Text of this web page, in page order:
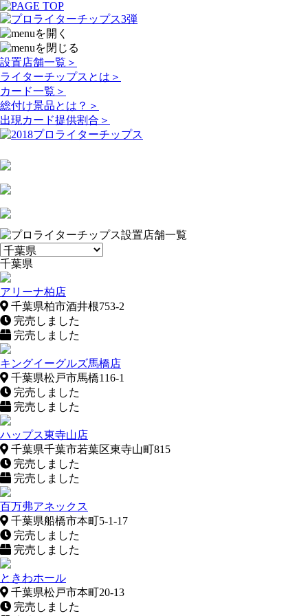
設置店舗一覧 ＞
ライターチップスとは ＞
カード一覧 ＞
総付け景品とは？ ＞
出現カード提供割合 ＞
千葉県
アリーナ柏店
千葉県柏市酒井根753-2
完売しました
完売しました
キングイーグルズ馬橋店
千葉県松戸市馬橋116-1
完売しました
完売しました
ハップス東寺山店
千葉県千葉市若葉区東寺山町815
完売しました
完売しました
百万弗アネックス
千葉県船橋市本町5-1-17
完売しました
完売しました
ときわホール
千葉県松戸市本町20-13
完売しました